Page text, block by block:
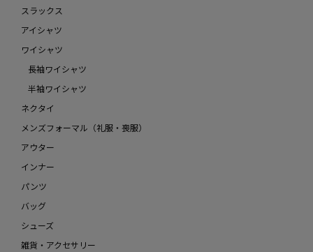
スラックス
アイシャツ
ワイシャツ
長袖ワイシャツ
半袖ワイシャツ
ネクタイ
メンズフォーマル（礼服・喪服）
アウター
インナー
パンツ
バッグ
シューズ
雑貨・アクセサリー